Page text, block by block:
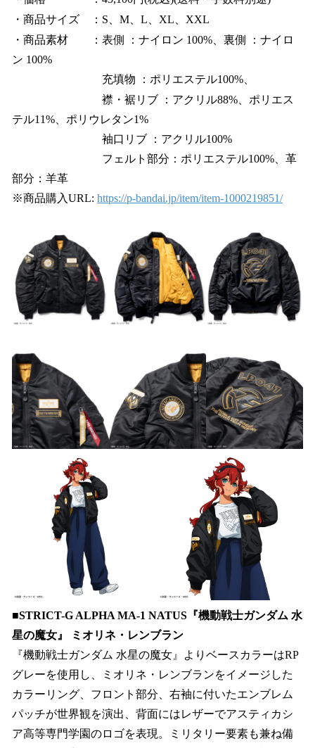
・商品サイズ ：S、M、L、XL、XXL
・商品素材 ：表側 ：ナイロン 100%、裏側 ：ナイロ
ン 100%
充填物 ：ポリエステル100%、
襟・裾リブ ：アクリル88%、ポリエス
テル11%、ポリウレタン1%
袖口リブ ：アクリル100%
フェルト部分：ポリエステル100%、革
部分：羊革
※商品購入URL: https://p-bandai.jp/item/item-1000219851/
■STRICT-G ALPHA MA-1 NATUS『機動戦士ガンダム 水
星の魔女』 ミオリネ・レンブラン
『機動戦士ガンダム 水星の魔女』よりベースカラーはRP
グレーを使用し、ミオリネ・レンブランをイメージした
カラーリング、フロント部分、右袖に付いたエンブレム
パッチが世界観を演出、背面にはレザーでアスティカシ
ア高等専門学園のロゴを表現。ミリタリー要素も兼ね備